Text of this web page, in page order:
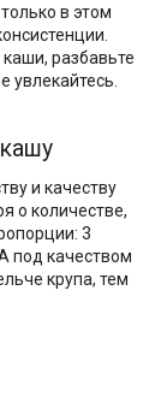
в этом
разбавьте
и качеству
о количестве,
3
под качеством
крупа, тем